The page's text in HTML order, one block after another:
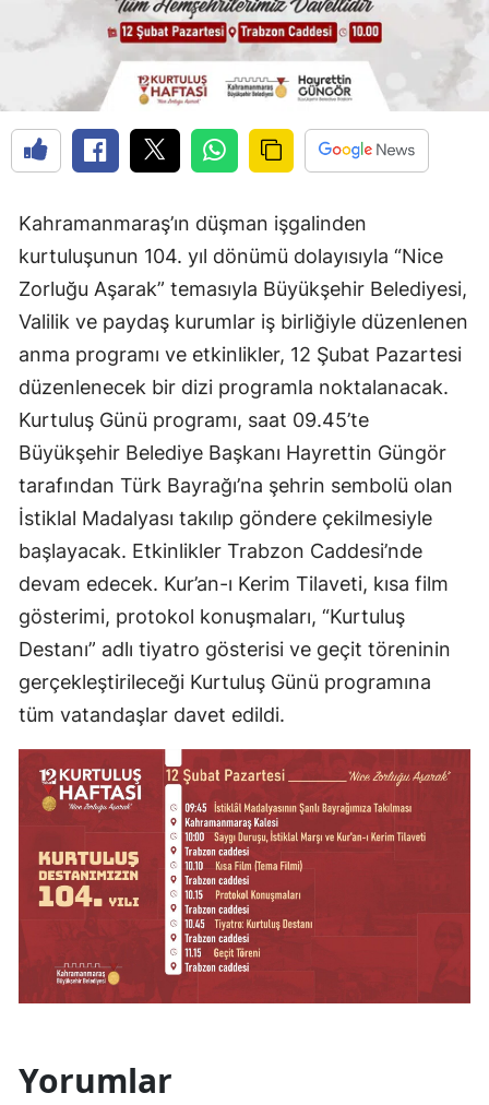
Kahramanmaraş’ın düşman işgalinden
kurtuluşunun 104. yıl dönümü dolayısıyla “Nice
Zorluğu Aşarak” temasıyla Büyükşehir Belediyesi,
Valilik ve paydaş kurumlar iş birliğiyle düzenlenen
anma programı ve etkinlikler, 12 Şubat Pazartesi
düzenlenecek bir dizi programla noktalanacak.
Kurtuluş Günü programı, saat 09.45’te
Büyükşehir Belediye Başkanı Hayrettin Güngör
tarafından Türk Bayrağı’na şehrin sembolü olan
İstiklal Madalyası takılıp göndere çekilmesiyle
başlayacak. Etkinlikler Trabzon Caddesi’nde
devam edecek. Kur’an-ı Kerim Tilaveti, kısa film
gösterimi, protokol konuşmaları, “Kurtuluş
Destanı” adlı tiyatro gösterisi ve geçit töreninin
gerçekleştirileceği Kurtuluş Günü programına
tüm vatandaşlar davet edildi.
Yorumlar